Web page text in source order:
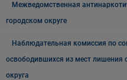
Межведомственная
городском округе
Наблюдательная комиссия по
освободившихся из мест лишения
округа